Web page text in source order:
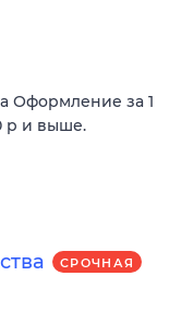
Оформление за 1
р и выше.
СРОЧНАЯ